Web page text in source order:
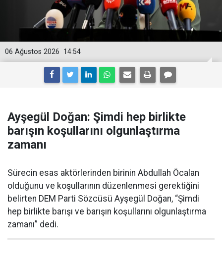
14:54
06 Ağustos 2026
Ayşegül Doğan: Şimdi hep birlikte
barışın koşullarını olgunlaştırma
zamanı
Sürecin esas aktörlerinden birinin Abdullah Öcalan
olduğunu ve koşullarının düzenlenmesi gerektiğini
belirten DEM Parti Sözcüsü Ayşegül Doğan, “Şimdi
hep birlikte barışı ve barışın koşullarını olgunlaştırma
zamanı” dedi.